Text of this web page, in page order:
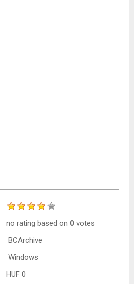
no rating based on 0 votes
BCArchive
Windows
HUF 0